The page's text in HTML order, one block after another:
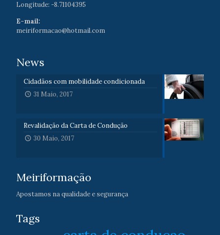
Longitude: -8.71104395
E-mail:
meiriformacao@hotmail.com
News
Cidadãos com mobilidade condicionada
31 Maio, 2017
Revalidação da Carta de Condução
30 Maio, 2017
Meiriformação
Apostamos na qualidade e segurança
Tags